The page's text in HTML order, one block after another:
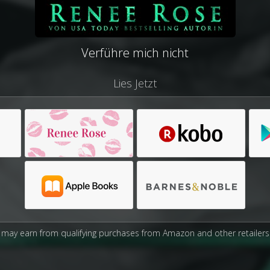
Verführe mich nicht
Lies Jetzt
may earn from qualifying purchases from Amazon and other